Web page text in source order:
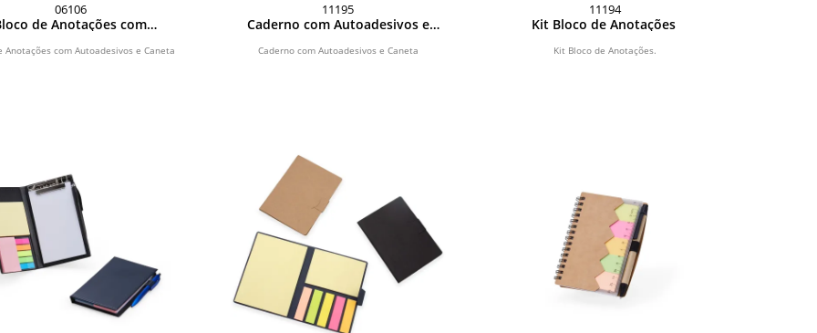
06106
de Anotações com
Anotações com Autoadesivos e Caneta
11195
Caderno com Autoadesivos e
Caderno com Autoadesivos e Caneta
11194
Kit Bloco de Anotações
Kit Bloco de Anotações.